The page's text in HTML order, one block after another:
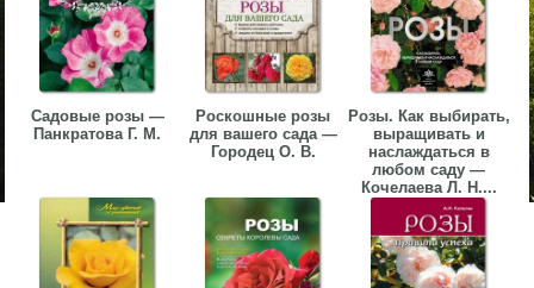
Садовые розы —
Панкратова Г. М.
Роскошные розы
для вашего сада —
Городец О. В.
Розы. Как выбирать,
выращивать и
наслаждаться в
любом саду —
Кочелаева Л. Н....